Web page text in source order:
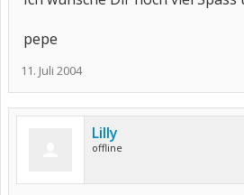
pepe
11. Juli 2004
Lilly
offline